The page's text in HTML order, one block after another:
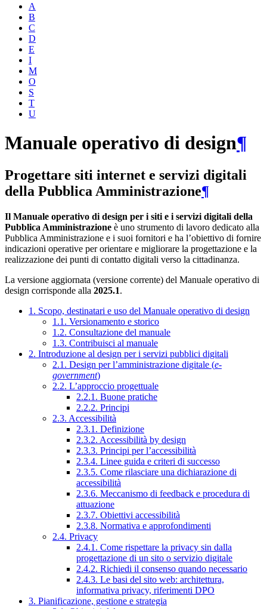
A
B
C
D
E
I
M
O
S
T
U
Manuale operativo di design¶
Progettare siti internet e servizi digitali
della Pubblica Amministrazione¶
Il Manuale operativo di design per i siti e i servizi digitali della
Pubblica Amministrazione è uno strumento di lavoro dedicato alla
Pubblica Amministrazione e i suoi fornitori e ha l’obiettivo di fornire
indicazioni operative per orientare e migliorare la progettazione e la
realizzazione dei punti di contatto digitali verso la cittadinanza.
La versione aggiornata (versione corrente) del Manuale operativo di
design corrisponde alla 2025.1.
1. Scopo, destinatari e uso del Manuale operativo di design
1.1. Versionamento e storico
1.2. Consultazione del manuale
1.3. Contribuisci al manuale
2. Introduzione al design per i servizi pubblici digitali
2.1. Design per l’amministrazione digitale (e-
government)
2.2. L’approccio progettuale
2.2.1. Buone pratiche
2.2.2. Principi
2.3. Accessibilità
2.3.1. Definizione
2.3.2. Accessibilità by design
2.3.3. Principi per l’accessibilità
2.3.4. Linee guida e criteri di successo
2.3.5. Come rilasciare una dichiarazione di
accessibilità
2.3.6. Meccanismo di feedback e procedura di
attuazione
2.3.7. Obiettivi accessibilità
2.3.8. Normativa e approfondimenti
2.4. Privacy
2.4.1. Come rispettare la privacy sin dalla
progettazione di un sito o servizio digitale
2.4.2. Richiedi il consenso quando necessario
2.4.3. Le basi del sito web: architettura,
informativa privacy, riferimenti DPO
3. Pianificazione, gestione e strategia